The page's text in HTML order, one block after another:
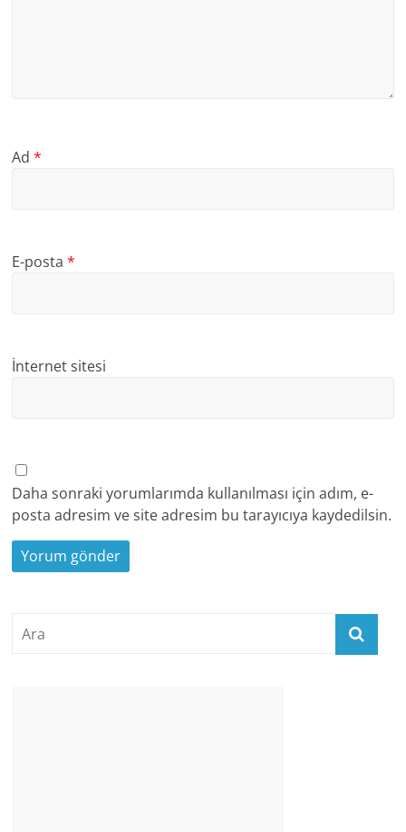
Ad*
E-posta*
İnternet sitesi
Daha sonraki yorumlarımda kullanılması için adım, e-
posta adresim ve site adresim bu tarayıcıya kaydedilsin.